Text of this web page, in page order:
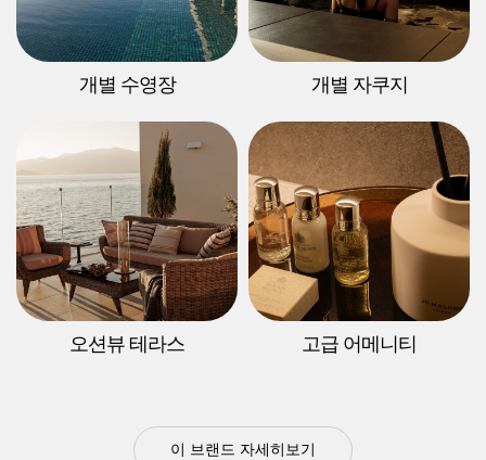
개별 수영장 개별 자쿠지
오션뷰 테라스 고급 어메니티
이 브랜드 자세히보기